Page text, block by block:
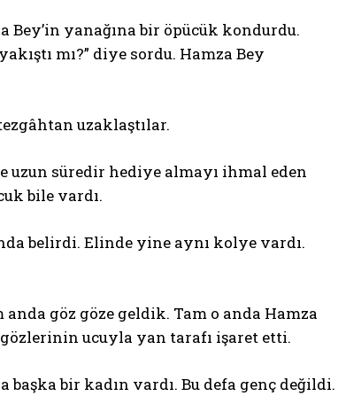
Bey’in yanağına bir öpücük kondurdu.
mı?” diye sordu. Hamza Bey
uzaklaştılar.
uzun süredir hediye almayı ihmal eden
bile vardı.
belirdi. Elinde yine aynı kolye vardı.
anda göz göze geldik. Tam o anda Hamza
gözlerinin ucuyla yan tarafı işaret etti.
bir kadın vardı. Bu defa genç değildi.